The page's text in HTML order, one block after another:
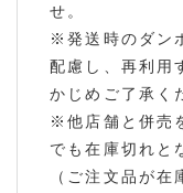
せ。
※発送時のダン
配慮し、再利用
かじめご了承く
※他店舗と併売
でも在庫切れと
（ご注文品が